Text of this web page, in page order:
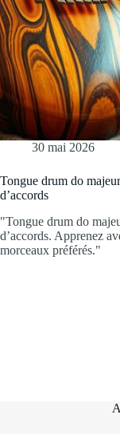
30 mai 2026
Tongue drum do
d’accords
"Tongue drum do
d’accords. Apprenez
morceaux préférés."